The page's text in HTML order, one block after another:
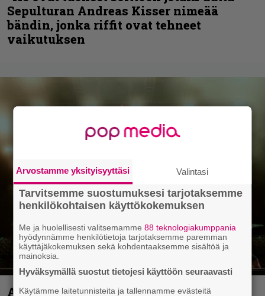
Sepulturan Andreas Kisser nimeää
bändin, jonka riffit ovat tehneet
vaikutuksen
Anthrax vie katsojat keikkatunnelmiin
Arvostamme yksityisyyttäsi Valintasi
Tarvitsemme suostumuksesi tarjotaksemme
henkilökohtaisen käyttökokemuksen
Me ja huolellisesti valitsemamme88 teknologiakumppania
hyödynnämme henkilötietoja tarjotaksemme paremman
käyttäjäkokemuksen sekä kohdentaaksemme sisältöä ja
mainoksia.
Hyväksymällä suostut tietojesi käyttöön seuraavasti
Käytämme laitetunnisteita ja tallennamme evästeitä